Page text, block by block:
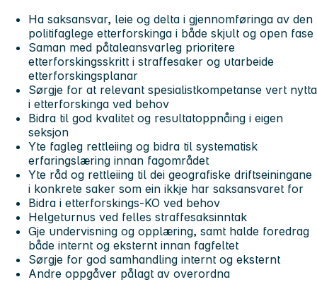
Ha saksansvar, leie og delta i gjennomføringa av den
politifaglege etterforskinga i både skjult og open fase
Saman med påtaleansvarleg prioritere
etterforskingsskritt i straffesaker og utarbeide
etterforskingsplanar
Sørgje for at relevant spesialistkompetanse vert nytta
i etterforskinga ved behov
Bidra til god kvalitet og resultatoppnåing i eigen
seksjon
Yte fagleg rettleiing og bidra til systematisk
erfaringslæring innan fagområdet
Yte råd og rettleiing til dei geografiske driftseiningane
i konkrete saker som ein ikkje har saksansvaret for
Bidra i etterforskings-KO ved behov
Helgeturnus ved felles straffesaksinntak
Gje undervisning og opplæring, samt halde foredrag
både internt og eksternt innan fagfeltet
Sørgje for god samhandling internt og eksternt
Andre oppgåver pålagt av overordna